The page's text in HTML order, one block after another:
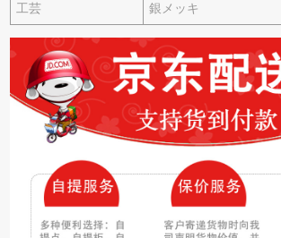
工芸 銀メッキ